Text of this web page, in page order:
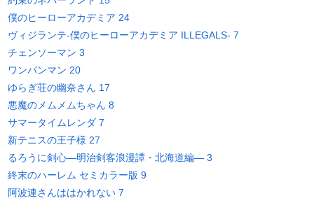
僕のヒーローアカデミア 24
ヴィジランテ-僕のヒーローアカデミア ILLEGALS- 7
チェンソーマン 3
ワンパンマン 20
ゆらぎ荘の幽奈さん 17
悪魔のメムメムちゃん 8
サマータイムレンダ 7
新テニスの王子様 27
るろうに剣心―明治剣客浪漫譚・北海道編― 3
終末のハーレム セミカラー版 9
阿波連さんははかれない 7